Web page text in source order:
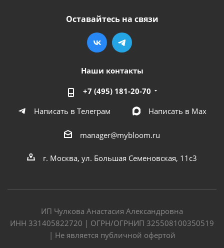
Оставайтесь на связи
Наши контакты
+7 (495) 181-20-70
Написать в Телеграм
Написать в Мах
manager@mybloom.ru
г. Москва, ул. Большая Семеновская, 11с3
ИП Чулкова Анастасия Александровна
ИНН 331405822720 | ОГРН/ОГРНИП 325508100350519
| Не является публичной офертой